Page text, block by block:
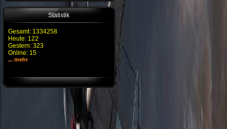
Statistik
Gesamt: 1334258
Heute: 122
Gestern: 323
Online: 15
... mehr